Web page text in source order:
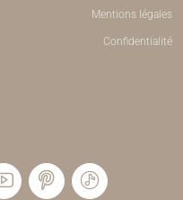
Mentions légales
Confidentialité